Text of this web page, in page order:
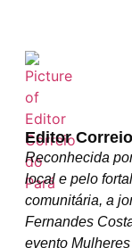
Editor
Reconhecida
local e pelo
comunitária, a
Fernandes
evento